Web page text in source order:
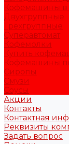
Кофемашины в
Двухгруппные
Трехгруппные
Суперавтомат
Кофемолки
Купить
Кофемашины
Сиропы
Смузи
Соусы
Акции
Контакты
Контактная
Реквизиты
Задать вопрос